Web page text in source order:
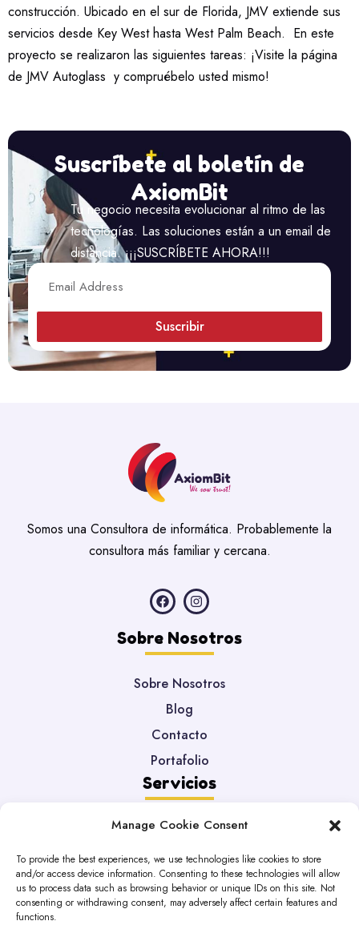
Manage Cookie Consent
To provide the best experiences, we use technologies like cookies to store
and/or access device information. Consenting to these technologies will allow
us to process data such as browsing behavior or unique IDs on this site. Not
consenting or withdrawing consent, may adversely affect certain features and
functions.
construcción. Ubicado en el sur de Florida, JMV extiende sus
servicios desde Key West hasta West Palm Beach. En este
proyecto se realizaron las siguientes tareas: ¡Visite la página
de JMV Autoglass y compruébelo usted mismo!
Suscríbete al boletín de
AxiomBit
Tu negocio necesita evolucionar al ritmo de las
tecnologías. Las soluciones están a un email de
distancia.¡¡¡SUSCRÍBETE AHORA!!!
Suscribir
Somos una Consultora de informática. Probablemente la
consultora más familiar y cercana.
Sobre Nosotros
Sobre Nosotros
Blog
Contacto
Portafolio
Servicios
Desarrollo Web
Mantenimiento
Migración DataBase
Legales